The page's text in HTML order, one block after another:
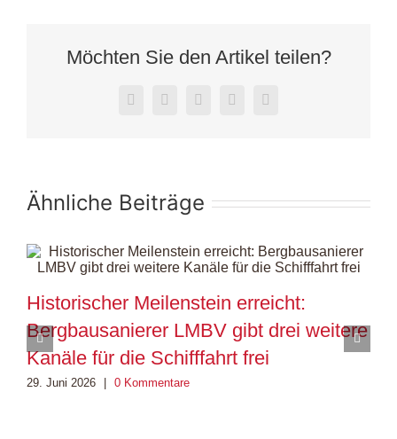
Möchten Sie den Artikel teilen?
Facebook
X LinkedInWhatsApp
E-
Ähnliche Beiträge
Historischer Meilenstein erreicht:
Bergbausanierer LMBV gibt drei weitere
Kanäle für die Schifffahrt frei
29. Juni 2026 0 Kommentare